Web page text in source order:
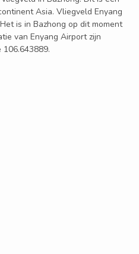
Asia. Vliegveld Enyang
is in Bazhong op dit moment
van Enyang Airport zijn